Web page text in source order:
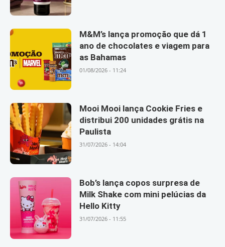
M&M’s lança promoção que dá 1
ano de chocolates e viagem para
as Bahamas
01/08/2026 - 11:24
Mooi Mooi lança Cookie Fries e
distribui 200 unidades grátis na
Paulista
31/07/2026 - 14:04
Bob’s lança copos surpresa de
Milk Shake com mini pelúcias da
Hello Kitty
31/07/2026 - 11:55